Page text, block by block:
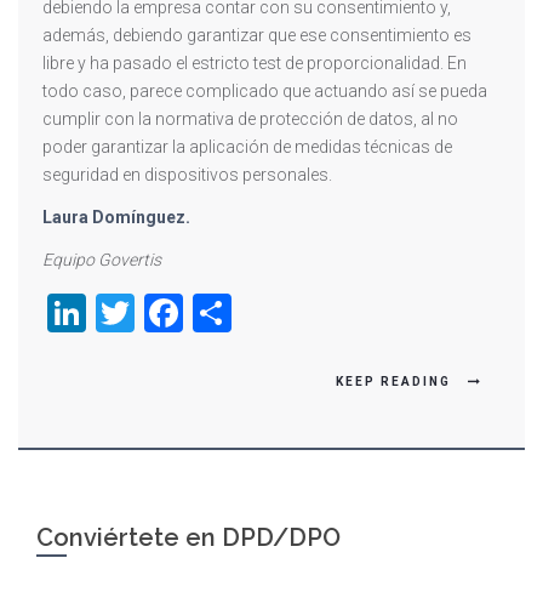
debiendo la empresa contar con su consentimiento y,
además, debiendo garantizar que ese consentimiento es
libre y ha pasado el estricto test de proporcionalidad. En
todo caso, parece complicado que actuando así se pueda
cumplir con la normativa de protección de datos, al no
poder garantizar la aplicación de medidas técnicas de
seguridad en dispositivos personales.
Laura Domínguez.
Equipo Govertis
LinkedIn
TwitterFacebook
KEEP READING
Conviértete en DPD/DPO